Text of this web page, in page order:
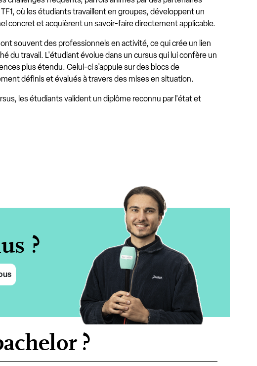
où les étudiants travaillent en groupes, développent un
concret et acquièrent un savoir-faire directement applicable.
souvent des professionnels en activité, ce qui crée un lien
du travail. L'étudiant évolue dans un cursus qui lui confère un
plus étendu. Celui-ci s'appuie sur des blocs de
définis et évalués à travers des mises en situation.
les étudiants valident un diplôme reconnu par l'état et
?
?